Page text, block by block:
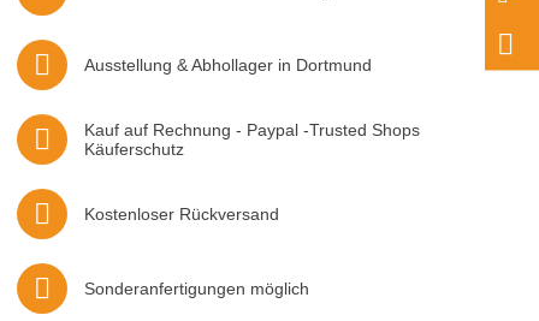
Ausstellung & Abhollager in Dortmund
Kauf auf Rechnung - Paypal -Trusted Shops
Käuferschutz
Kostenloser Rückversand
Sonderanfertigungen möglich